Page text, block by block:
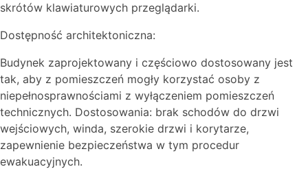
skrótów klawiaturowych przeglądarki.
Dostępność architektoniczna:
Budynek zaprojektowany i częściowo dostosowany jest
tak, aby z pomieszczeń mogły korzystać osoby z
niepełnosprawnościami z wyłączeniem pomieszczeń
technicznych. Dostosowania: brak schodów do drzwi
wejściowych, winda, szerokie drzwi i korytarze,
zapewnienie bezpieczeństwa w tym procedur
ewakuacyjnych.